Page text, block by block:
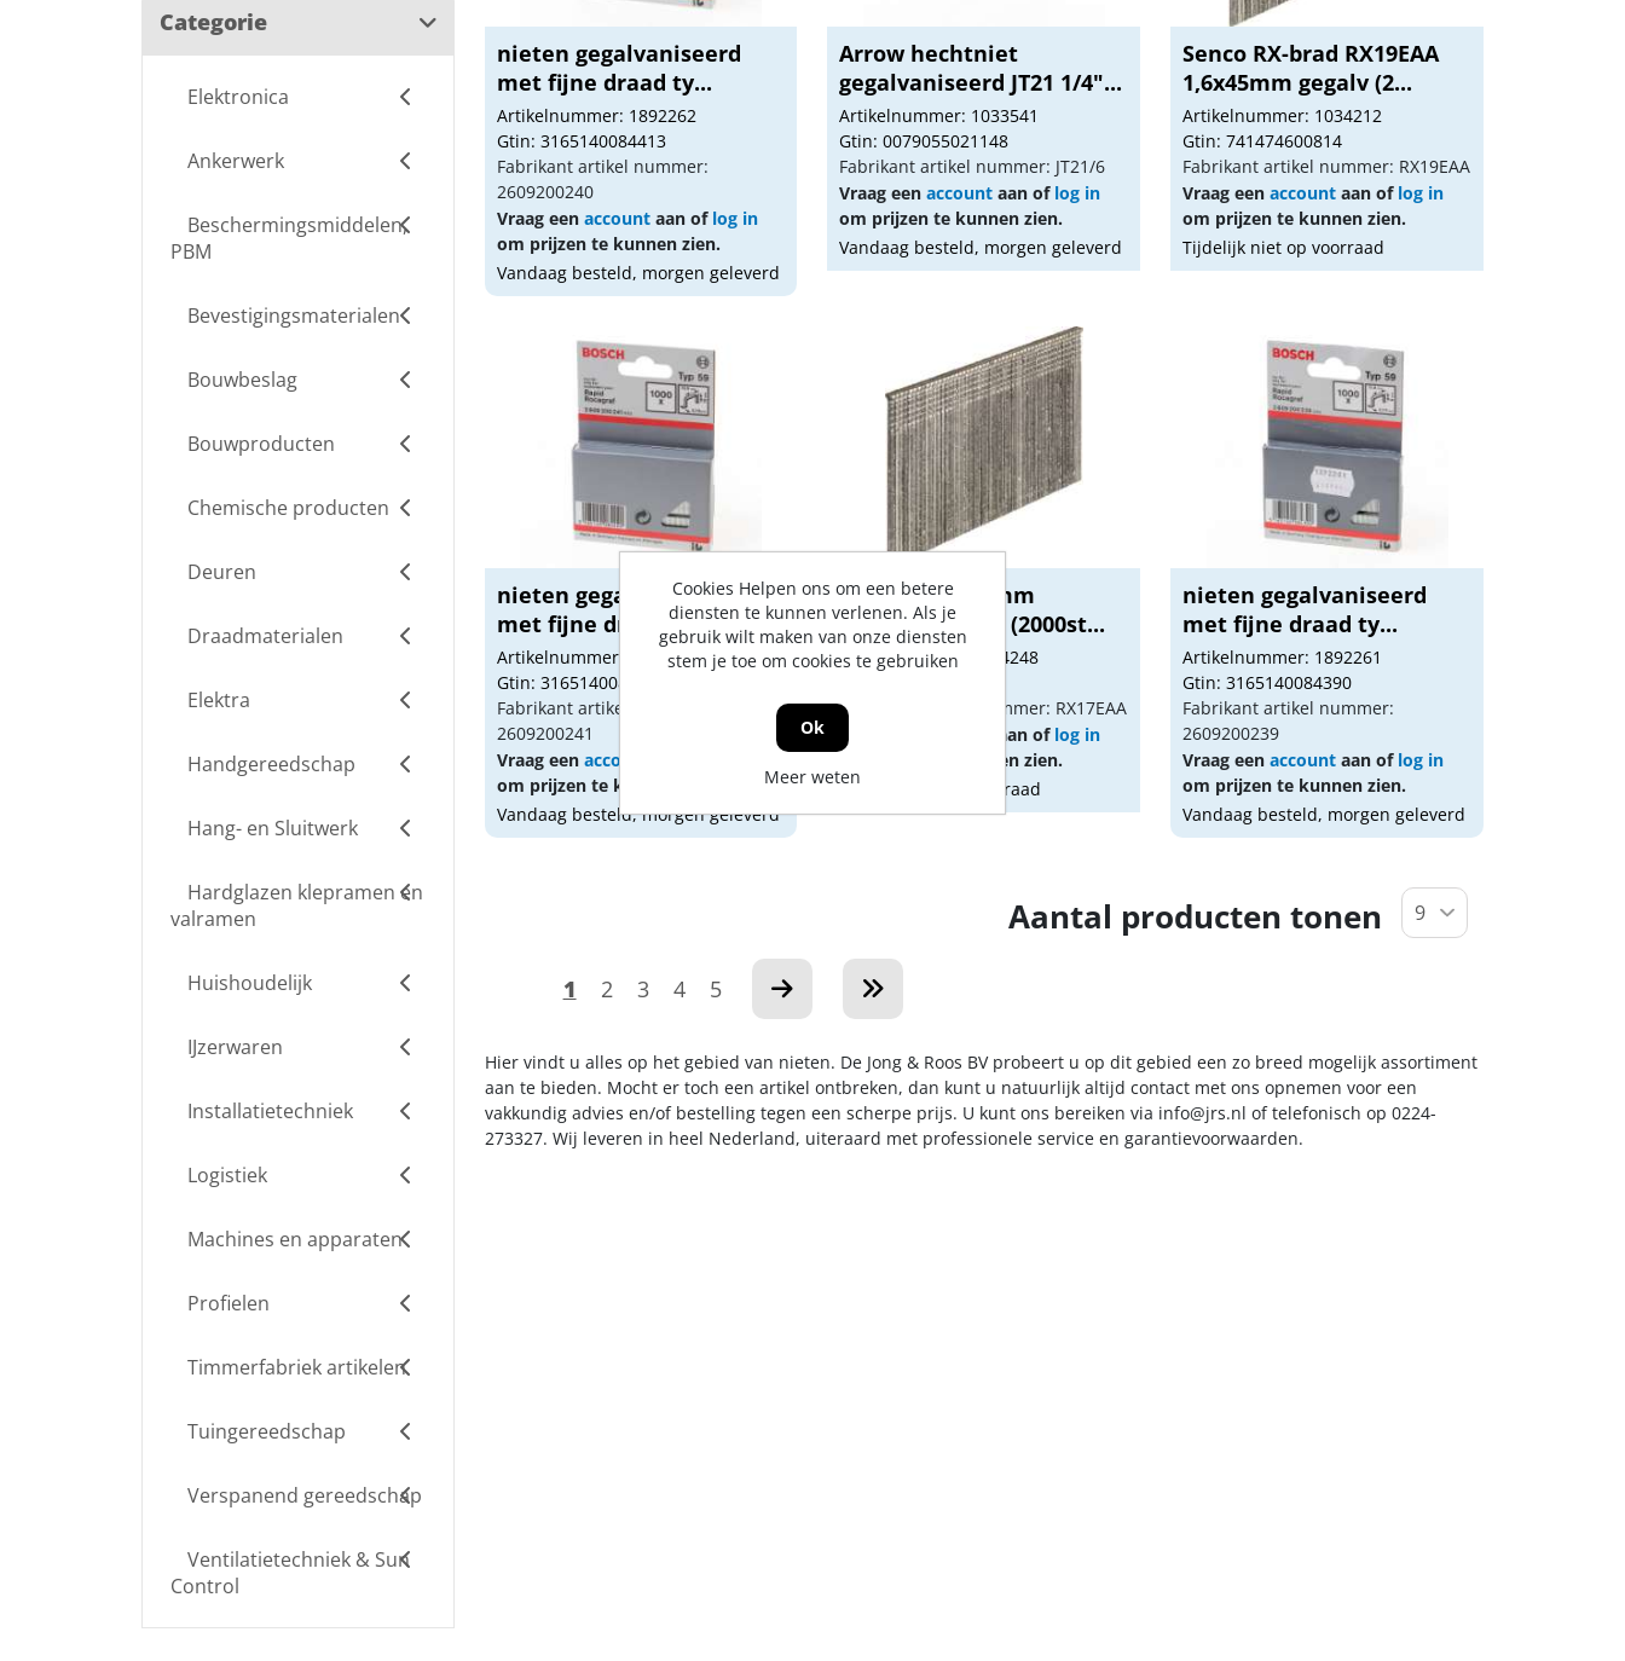
Categorie
Elektronica
Ankerwerk
Beschermingsmiddelen,
PBM
Bevestigingsmaterialen
Bouwbeslag
Bouwproducten
Chemische producten
Deuren
Draadmaterialen
Elektra
Handgereedschap
Hang- en Sluitwerk
Hardglazen klepramen en
valramen
Huishoudelijk
IJzerwaren
Installatietechniek
Logistiek
Machines en apparaten
Profielen
Timmerfabriek artikelen
Tuingereedschap
Verspanend gereedschap
Ventilatietechniek & Sun
Control
nieten gegalvaniseerd
met fijne draad ty...
Artikelnummer: 1892262
Gtin: 3165140084413
Fabrikant artikel nummer:
2609200240
Vraag een accountaan of log in
om prijzen te kunnen zien.
Vandaag besteld, morgen geleverd
Arrow hechtniet
gegalvaniseerd JT21 1/4"...
Artikelnummer: 1033541
Gtin: 0079055021148
Fabrikant artikel nummer: JT21/6
Vraag eenaccount aan of log in
om prijzen te kunnen zien.
Vandaag besteld, morgen geleverd
Senco RX-brad RX19EAA
1,6x45mm gegalv (2...
Artikelnummer: 1034212
Gtin: 741474600814
Fabrikant artikel nummer: RX19EAA
Vraag eenaccount aan of log in
om prijzen te kunnen zien.
Tijdelijk niet op voorraad
nieten gegalvaniseerd
met fijne draad ty...
Artikelnummer: 1892264
Gtin: 3165140084420
Fabrikant artikel nummer:
2609200241
Vraag een account
om prijzen te kunnen zien.
Vandaag besteld, morgen geleverd
Brads 1,6 x 38 mm
gegalvaniseerd (2000st...
Artikelnummer: 1034248
Fabrikant artikel nummer: RX17EAA
aan of log in
om prijzen te kunnen zien.
Tijdelijk niet op voorraad
nieten gegalvaniseerd
met fijne draad ty...
Artikelnummer: 1892261
Gtin: 3165140084390
Fabrikant artikel nummer:
2609200239
Vraag eenaccount aan of log in
om prijzen te kunnen zien.
Vandaag besteld, morgen geleverd
1 2 3 4 5
Aantal producten tonen
Hier vindt u alles op het gebied van nieten. De Jong & Roos BV probeert u op dit gebied een zo breed mogelijk assortiment
aan te bieden. Mocht er toch een artikel ontbreken, dan kunt u natuurlijk altijd contact met ons opnemen voor een
vakkundig advies en/of bestelling tegen een scherpe prijs. U kunt ons bereiken via info@jrs.nl of telefonisch op 0224-
273327. Wij leveren in heel Nederland, uiteraard met professionele service en garantievoorwaarden.
Cookies Helpen ons om een betere
diensten te kunnen verlenen. Als je
gebruik wilt maken van onze diensten
stem je toe om cookies te gebruiken
Ok
Meer weten